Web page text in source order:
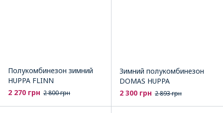
Полукомбинезон зимний
HUPPA FLINN
2 270 грн 2 800 грн
Зимний полукомбинезон
DOMAS HUPPA
2 300 грн 2 893 грн